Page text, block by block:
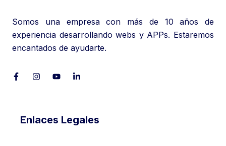
Somos una empresa con más de 10 años de
experiencia desarrollando webs y APPs. Estaremos
encantados de ayudarte.
Enlaces Legales